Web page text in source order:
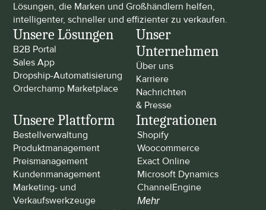
Lösungen, die Marken und Großhändlern helfen,
intelligenter, schneller und effizienter zu verkaufen.
Unsere Lösungen
B2B Portal
Sales App
Dropship-Automatisierung
Orderchamp Marketplace
Unser
Unternehmen
Über uns
Karriere
Nachrichten
& Presse
Unsere Plattform
Bestellverwaltung
Produktmanagement
Preismanagement
Kundenmanagement
Marketing- und
Verkaufswerkzeuge
Integrationen
Shopify
Woocommerce
Exact Online
Microsoft Dynamics
ChannelEngine
Mehr